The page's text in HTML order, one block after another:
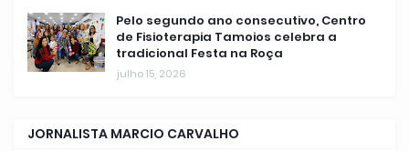
Pelo segundo ano consecutivo, Centro
de Fisioterapia Tamoios celebra a
tradicional Festa na Roça
julho 15, 2026
JORNALISTA MARCIO CARVALHO